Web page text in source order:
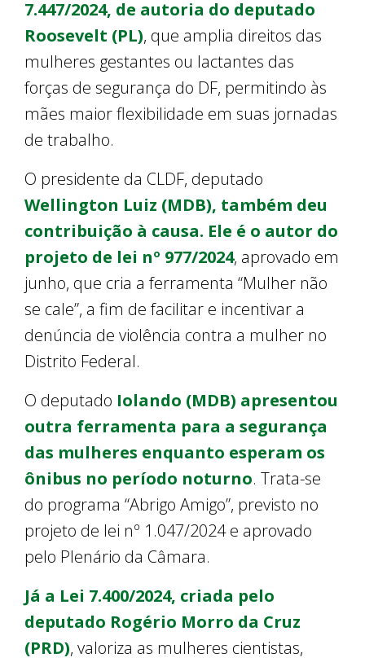
7.447/2024, de autoria do deputado
Roosevelt (PL), que amplia direitos das
mulheres gestantes ou lactantes das
forças de segurança do DF, permitindo às
mães maior flexibilidade em suas jornadas
de trabalho.
O presidente da CLDF, deputado
Wellington Luiz (MDB), também deu
contribuição à causa. Ele é o autor do
projeto de lei nº 977/2024, aprovado em
junho, que cria a ferramenta “Mulher não
se cale”, a fim de facilitar e incentivar a
denúncia de violência contra a mulher no
Distrito Federal.
O deputado Iolando (MDB) apresentou
outra ferramenta para a segurança
das mulheres enquanto esperam os
ônibus no período noturno. Trata-se
do programa “Abrigo Amigo”, previsto no
projeto de lei nº 1.047/2024 e aprovado
pelo Plenário da Câmara.
Já a Lei 7.400/2024, criada pelo
deputado Rogério Morro da Cruz
(PRD), valoriza as mulheres cientistas,